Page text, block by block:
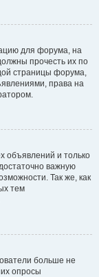
для форума, на
прочесть их по
страницы форума,
права на
объявлений и только
важную
Так же, как
тем
больше не
опросы